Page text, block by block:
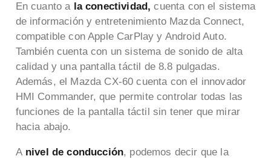
En cuanto ala conectividad, cuenta con el sistema
de información y entretenimiento Mazda Connect,
compatible con Apple CarPlay y Android Auto.
También cuenta con un sistema de sonido de alta
calidad y una pantalla táctil de 8.8 pulgadas.
Además, el Mazda CX-60 cuenta con el innovador
HMI Commander, que permite controlar todas las
funciones de la pantalla táctil sin tener que mirar
hacia abajo.
Anivel de conducción, podemos decir que la